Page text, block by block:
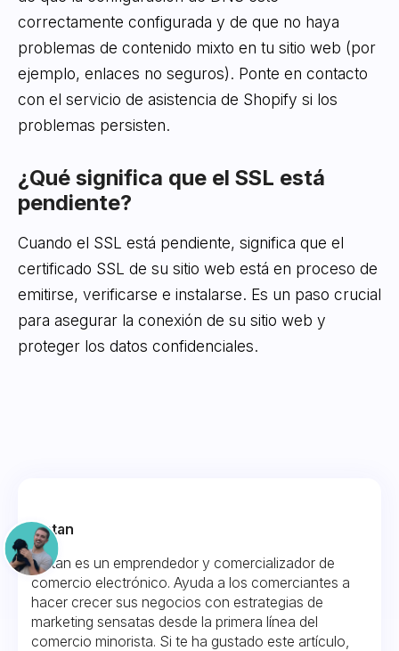
correctamente configurada y de que no haya
problemas de contenido mixto en tu sitio web (por
ejemplo, enlaces no seguros). Ponte en contacto
con el servicio de asistencia de Shopify si los
problemas persisten.
¿Qué significa que el SSL está
pendiente?
Cuando el SSL está pendiente, significa que el
certificado SSL de su sitio web está en proceso de
emitirse, verificarse e instalarse. Es un paso crucial
para asegurar la conexión de su sitio web y
proteger los datos confidenciales.
Fintan
Fintan es un emprendedor y comercializador de
comercio electrónico. Ayuda a los comerciantes a
hacer crecer sus negocios con estrategias de
marketing sensatas desde la primera línea del
comercio minorista. Si te ha gustado este artículo,